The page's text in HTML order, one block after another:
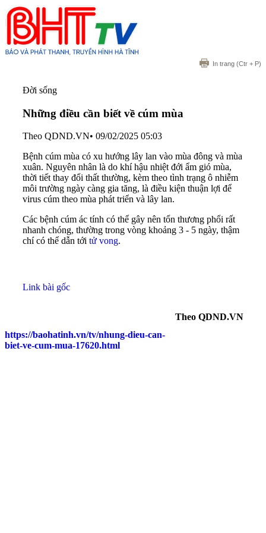
In trang (Ctr + P)
Đời sống
Những điều cần biết về cúm mùa
Theo QDND.VN• 09/02/2025 05:03
Bệnh cúm mùa có xu hướng lây lan vào mùa đông và mùa
xuân. Nguyên nhân là do khí hậu nhiệt đới ẩm gió mùa,
thời tiết thay đổi thất thường, kèm theo tình trạng ô nhiễm
môi trường ngày càng gia tăng, là điều kiện thuận lợi để
virus cúm theo mùa phát triển và lây lan.
Các bệnh cúm ác tính có thể gây nên tổn thương phổi rất
nhanh chóng, thường trong vòng khoảng 3 - 5 ngày, thậm
chí có thể dẫn tới tử vong.
Link bài gốc
Theo QDND.VN
https://baohatinh.vn/tv/nhung-dieu-can-
biet-ve-cum-mua-17620.html